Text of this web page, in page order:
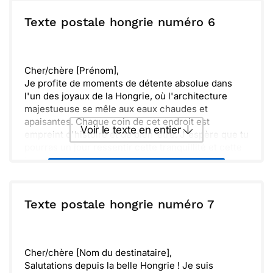
dans ton foyer, comme un souvenir de la richesse
que recèle la Hongrie, en attendant de te voir
[Ton Prénom]
ou : Copier Recevoir par mail
Texte postale hongrie numéro 6
Cher/chère [Prénom],
Je profite de moments de détente absolue dans
l'un des joyaux de la Hongrie, où l'architecture
majestueuse se mêle aux eaux chaudes et
apaisantes. Chaque coin de cet endroit est
empreint d'histoire et de bien-être. J'espère que tu
beauté.
Avec toute mon affection,
[Ton prénom]
Voir le texte en entier
ou : Copier Recevoir par mail
Texte postale hongrie numéro 7
Cher/chère [Nom du destinataire],
Salutations depuis la belle Hongrie ! Je suis